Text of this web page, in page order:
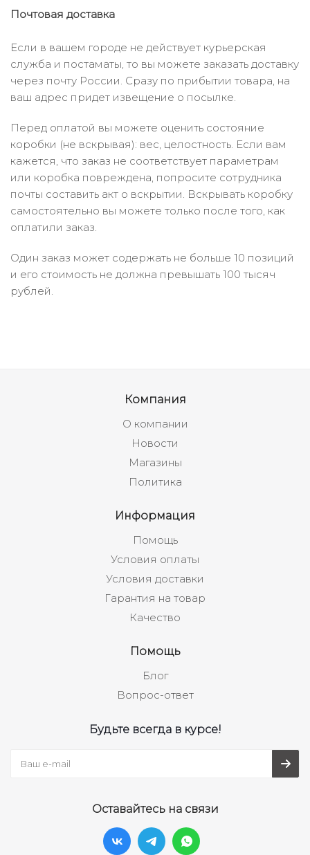
Почтовая доставка
Если в вашем городе не действует курьерская
служба и постаматы, то вы можете заказать доставку
через почту России. Сразу по прибытии товара, на
ваш адрес придет извещение о посылке.
Перед оплатой вы можете оценить состояние
коробки (не вскрывая): вес, целостность. Если вам
кажется, что заказ не соответствует параметрам
или коробка повреждена, попросите сотрудника
почты составить акт о вскрытии. Вскрывать коробку
самостоятельно вы можете только после того, как
оплатили заказ.
Один заказ может содержать не больше 10 позиций
и его стоимость не должна превышать 100 тысяч
рублей.
Компания
О компании
Новости
Магазины
Политика
Информация
Помощь
Условия оплаты
Условия доставки
Гарантия на товар
Качество
Помощь
Блог
Вопрос-ответ
Будьте всегда в курсе!
Оставайтесь на связи